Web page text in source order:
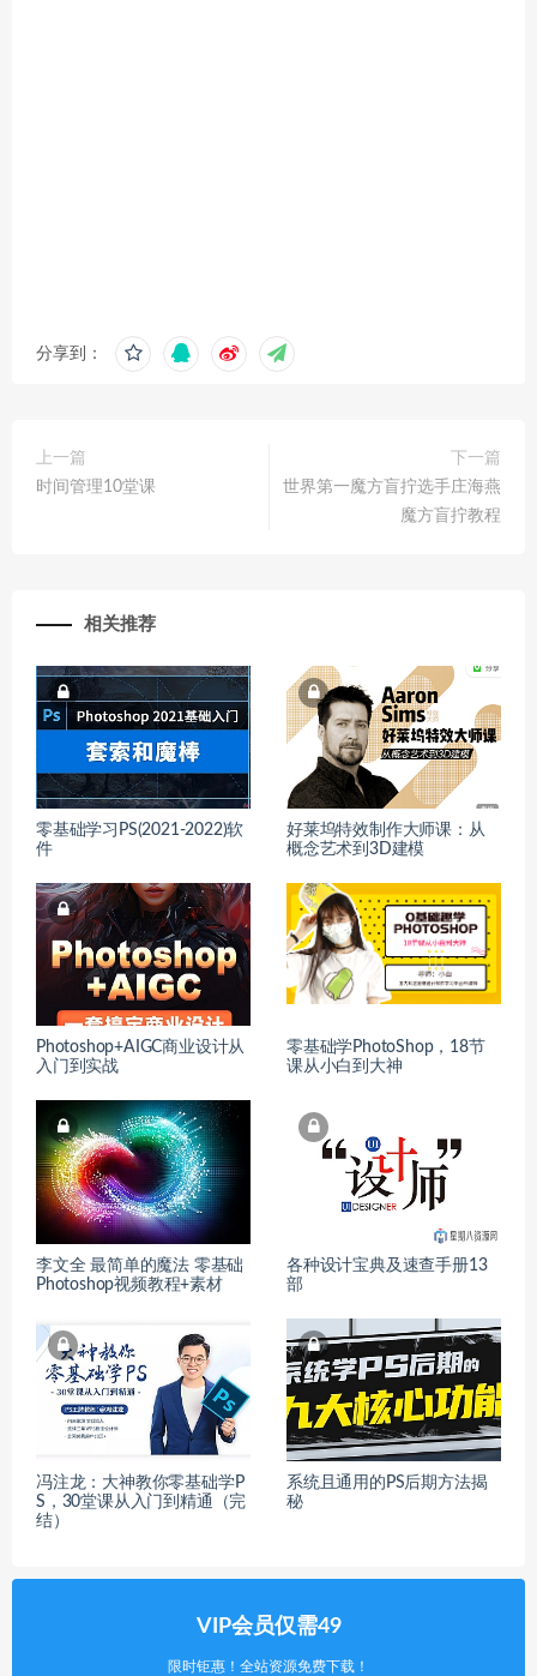
分享到：
上一篇
时间管理10堂课
下一篇
世界第一魔方盲拧选手庄海燕
魔方盲拧教程
相关推荐
零基础学习PS(2021-2022)软
件
好莱坞特效制作大师课：从
概念艺术到3D建模
Photoshop+AIGC商业设计从
入门到实战
零基础学PhotoShop，18节
课从小白到大神
李文全 最简单的魔法 零基础
Photoshop视频教程+素材
各种设计宝典及速查手册13
部
冯注龙：大神教你零基础学P
S，30堂课从入门到精通（完
结）
系统且通用的PS后期方法揭
秘
VIP会员仅需49
限时钜惠！全站资源免费下载！